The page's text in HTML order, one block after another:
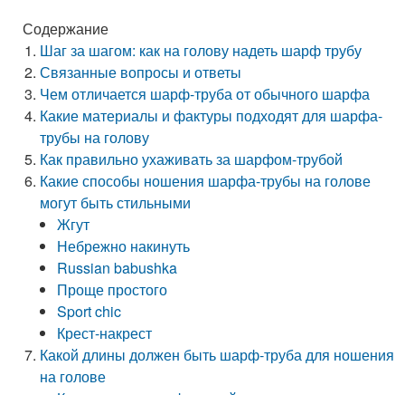
Содержание
Шаг за шагом: как на голову надеть шарф трубу
Связанные вопросы и ответы
Чем отличается шарф-труба от обычного шарфа
Какие материалы и фактуры подходят для шарфа-
трубы на голову
Как правильно ухаживать за шарфом-трубой
Какие способы ношения шарфа-трубы на голове
могут быть стильными
Жгут
Небрежно накинуть
Russian babushka
Проще простого
Sport chic
Крест-накрест
Какой длины должен быть шарф-труба для ношения
на голове